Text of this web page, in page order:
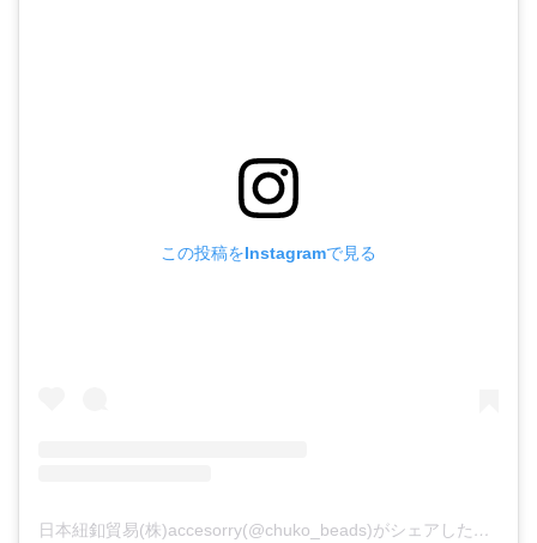
この投稿をInstagramで見る
日本紐釦貿易(株)accesorry(@chuko_beads)がシェアした投稿